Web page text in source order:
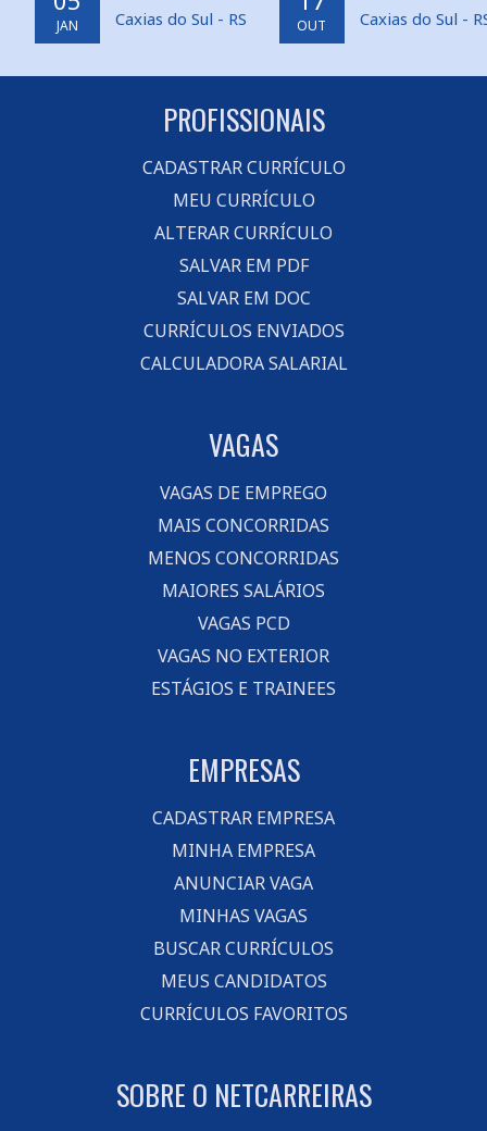
JAN Caxias do Sul - RS OUT Caxias do Sul -
PROFISSIONAIS
CADASTRAR CURRÍCULO
MEU CURRÍCULO
ALTERAR CURRÍCULO
SALVAR EM PDF
SALVAR EM DOC
CURRÍCULOS ENVIADOS
CALCULADORA SALARIAL
VAGAS
VAGAS DE EMPREGO
MAIS CONCORRIDAS
MENOS CONCORRIDAS
MAIORES SALÁRIOS
VAGAS PCD
VAGAS NO EXTERIOR
ESTÁGIOS E TRAINEES
EMPRESAS
CADASTRAR EMPRESA
MINHA EMPRESA
ANUNCIAR VAGA
MINHAS VAGAS
BUSCAR CURRÍCULOS
MEUS CANDIDATOS
CURRÍCULOS FAVORITOS
SOBRE O NETCARREIRAS